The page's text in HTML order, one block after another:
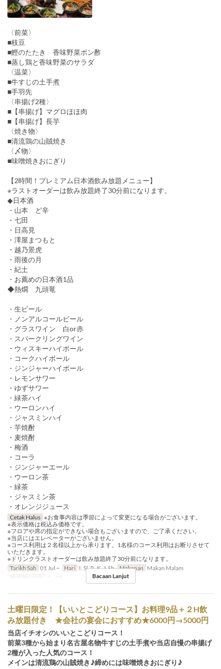
〈前菜〉
■枝豆
■鰹のたたき 香味野菜ポン酢
■蒸し鶏と香味野菜のサラダ
〈温菜〉
■牛すじの土手煮
■手羽先
〈串揚げ2種〉
■【串揚げ】マグロほほ肉
■【串揚げ】長芋
〈焼き物〉
■清流鶏の山賊焼き
〈〆物〉
■味噌焼きおにぎり
【2時間！プレミアム日本酒飲み放題メニュー】
※ラストオーダーは飲み放題終了30分前になります。
◆日本酒
・山本 ど辛
・七田
・日高見
・澤屋まつもと
・越乃景虎
・雨後の月
・紀土
・お薦めの日本酒1品
◆熱燗 九頭竜
・生ビール
・ノンアルコールビール
・グラスワイン 白or赤
・スパークリングワイン
・ウィスキーハイボール
・コークハイボール
・ジンジャーハイボール
・レモンサワー
・ゆずサワー
・緑茶ハイ
・ウーロンハイ
・ジャスミンハイ
・芋焼酎
・麦焼酎
・梅酒
・コーラ
・ジンジャーエール
・ウーロン茶
・緑茶
・ジャスミン茶
・オレンジジュース
Cetak Halus ※お食事内容は季節によって変更になる場合がございます。
※表示価格は税込み価格です。
※フロアや席の指定ができない場合もございますので、ご了承ください。
※当店にはエレベーターがございません。
※コース利用は２名様以上から承ります。1名様のコース利用はお断りさせて
いただきます。
※ドリンクラストオーダーは飲み放題終了30分前になります。
Tarikh Sah 01 Jul ~ Hari I, Sl, R, K, J, Sb Makanan Makan Malam
Had Pesanan
2 ~ 15 Bacaan Lanjut
土曜日限定！【いいとこどりコース】お料理9品＋２H飲
み放題付き ★会社の宴会におすすめ★6000円→5000円
当店イチオシのいいとこどりコース！
前菜3種から始まり名古屋名物牛すじの土手煮や当店自慢の串揚げ
2種が入った人気のコース！
メインは清流鶏の山賊焼き♪締めには味噌焼きおにぎり♪